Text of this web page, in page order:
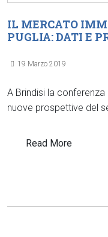
IL MERCATO
PUGLIA: DATI E
19 Marzo 2019
A Brindisi la
nuove prospettive del
Read More